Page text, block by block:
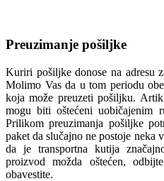
Preuzimanje pošiljke
Kuriri pošiljke donose na adresu
Molimo Vas da u tom periodu
koja može preuzeti pošiljku.
mogu biti oštećeni uobičajenim
Prilikom preuzimanja pošiljke
paket da slučajno ne postoje neka
da je transportna kutija
proizvod možda oštećen,
obavestite.